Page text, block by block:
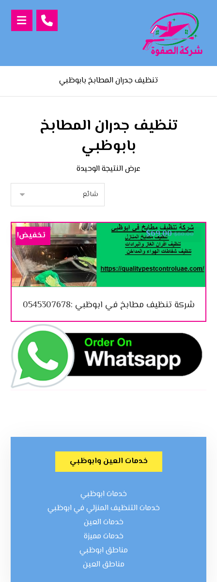
تنظيف جدران المطابخ بابوظبي
تنظيف جدران المطابخ
بابوظبي
عرض النتيجة الوحيدة
شركة تنظيف مطابخ في ابوظبي :0545307678
$80.00
$69.00 تخفيض!
خدمات العين وابوظبي
خدمات ابوظبي
خدمات التنظيف المنزلي في ابوظبي
خدمات العين
خدمات مميزة
مناطق ابوظبي
مناطق العين